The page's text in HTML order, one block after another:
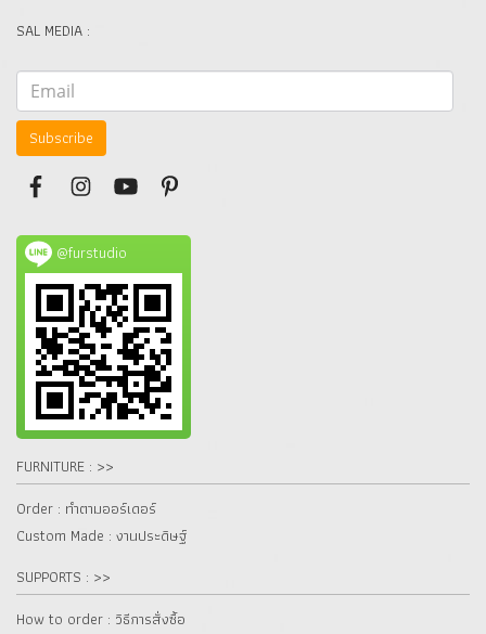
SAL MEDIA :
Subscribe
@furstudio
FURNITURE : >>
Order : ทำตามออร์เดอร์
Custom Made : งานประดิษฐ์
SUPPORTS : >>
How to order : วิธีการสั่งซื้อ